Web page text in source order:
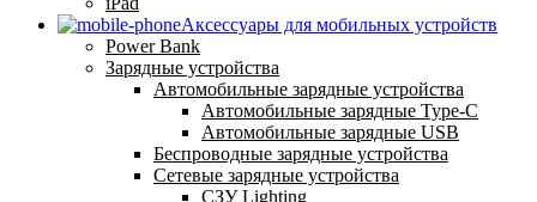
Аксессуары для мобильных устройств
Power Bank
Зарядные устройства
Автомобильные зарядные устройства
Автомобильные зарядные Type-C
Автомобильные зарядные USB
Беспроводные зарядные устройства
Сетевые зарядные устройства
СЗУ Lighting